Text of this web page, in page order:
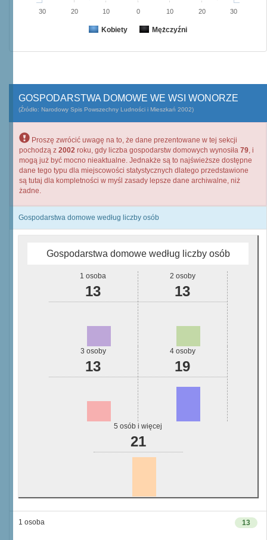
Kobiety Mężczyźni
30 20 10 0 10 20 30
GOSPODARSTWA DOMOWE WE WSI WONORZE
(Źródło: Narodowy Spis Powszechny Ludności i Mieszkań 2002)
Proszę zwrócić uwagę na to, że dane prezentowane w tej sekcji
pochodzą z 2002 roku, gdy liczba gospodarstw domowych wynosiła 79, i
mogą już być mocno nieaktualne. Jednakże są to najświeższe dostępne
dane tego typu dla miejscowości statystycznych dlatego przedstawione
są tutaj dla kompletności w myśl zasady lepsze dane archiwalne, niż
żadne.
Gospodarstwa domowe według liczby osób
Gospodarstwa domowe według liczby osób
1 osoba
13
2 osoby
13
3 osoby
13
4 osoby
19
5 osób i więcej
21
13
1 osoba